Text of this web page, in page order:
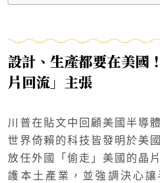
設計、生產都要在美國
片回流」主張
川普在貼文中回顧美國半導
世界倚賴的科技皆發明於美
放任外國「偷走」美國的晶
護本土產業，並強調決心